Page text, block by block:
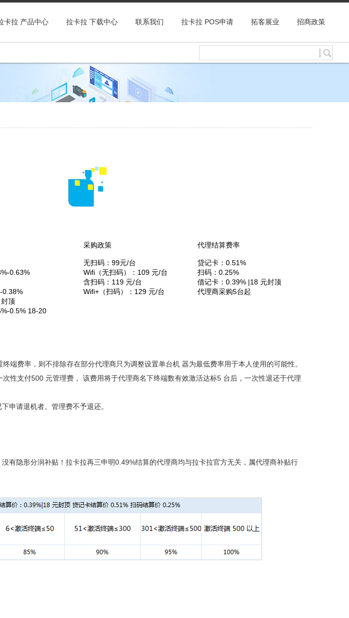
卡拉 产品中心 拉卡拉 下载中心 联系我们 拉卡拉 POS申请 拓客展业 招商政策
采购政策 代理结算费率
0.63%
0.38%
顶
0.5% 18-20
无扫码：99元/台
Wifi（无扫码）：109 元/台
含扫码：119 元/台
Wifi+（扫码）：129 元/台
贷记卡：0.51%
扫码：0.25%
借记卡：0.39% |18 元封顶
代理商采购5台起
端费率，则不排除存在部分代理商只为调整设置单台机 器为最低费率用于本人使用的可能性。
性支付500 元管理费， 该费用将于代理商名下终端数有效激活达标5 台后，一次性退还于代理
申请退机者。管理费不予退还。
有隐形分润补贴！拉卡拉再三申明0.49%结算的代理商均与拉卡拉官方无关，属代理商补贴行